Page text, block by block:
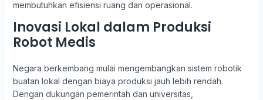
membutuhkan efisiensi ruang dan operasional.
Inovasi Lokal dalam Produksi
Robot Medis
Negara berkembang mulai mengembangkan sistem robotik
buatan lokal dengan biaya produksi jauh lebih rendah.
Dengan dukungan pemerintah dan universitas,